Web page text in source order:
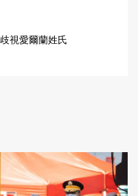
視愛爾蘭姓氏